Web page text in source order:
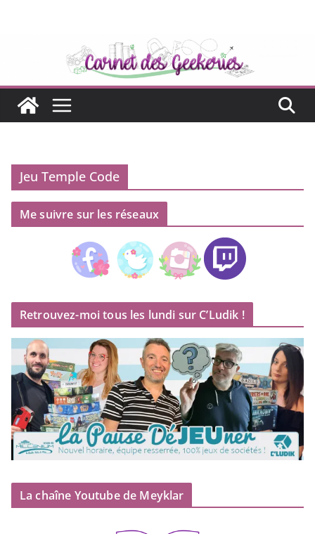
Jeu Temple Code
Me suivre sur les réseaux
Retrouvez-moi tous les lundi sur C’Ludik !
La chaîne Youtube de Meyklar